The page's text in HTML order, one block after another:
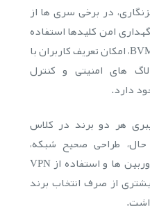
در برخی سری ها از
امن کلیدها استفاده
می کند. همچنین در ترکیب با BVMS، امکان تعریف کاربران با
های امنیتی و کنترل
دارد.
هر دو برند در کلاس
حال، طراحی صحیح شبکه،
استفاده از VLAN مجزا برای دوربین ها و استفاده از VPN
از صرف انتخاب برند